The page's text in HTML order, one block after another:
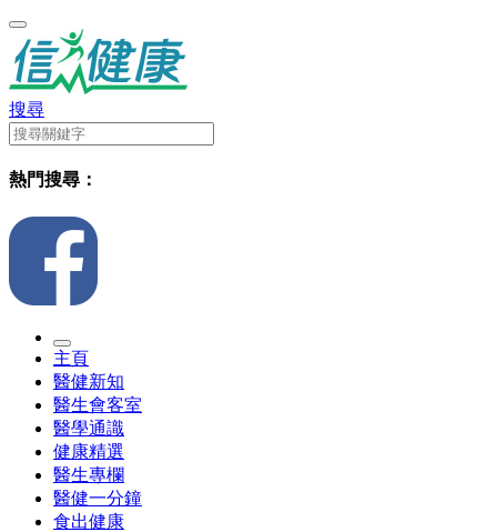
搜尋
熱門搜尋：
主頁
醫健新知
醫生會客室
醫學通識
健康精選
醫生專欄
醫健一分鐘
食出健康